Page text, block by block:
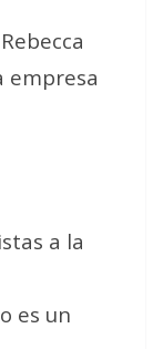
empresa
a la
es un